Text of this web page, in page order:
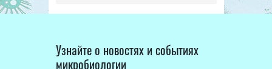
Узнайте о новостях и событиях
микробиологии